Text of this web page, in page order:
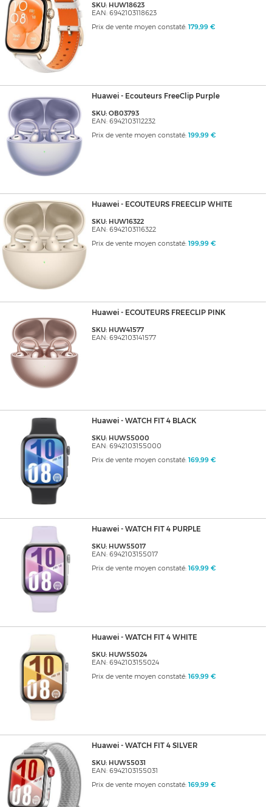
SKU: HUW18623
EAN: 6942103118623
Prix de vente moyen constaté: 179,99 €
Huawei - Ecouteurs FreeClip Purple
SKU: OB03793
EAN: 6942103112232
Prix de vente moyen constaté: 199,99 €
Huawei - ECOUTEURS FREECLIP WHITE
SKU: HUW16322
EAN: 6942103116322
Prix de vente moyen constaté: 199,99 €
Huawei - ECOUTEURS FREECLIP PINK
SKU: HUW41577
EAN: 6942103141577
Huawei - WATCH FIT 4 BLACK
SKU: HUW55000
EAN: 6942103155000
Prix de vente moyen constaté: 169,99 €
Huawei - WATCH FIT 4 PURPLE
SKU: HUW55017
EAN: 6942103155017
Prix de vente moyen constaté: 169,99 €
Huawei - WATCH FIT 4 WHITE
SKU: HUW55024
EAN: 6942103155024
Prix de vente moyen constaté: 169,99 €
Huawei - WATCH FIT 4 SILVER
SKU: HUW55031
EAN: 6942103155031
Prix de vente moyen constaté: 169,99 €